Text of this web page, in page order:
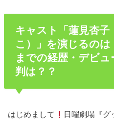
キャスト「蓮見杏子
こ）」を演じるの
までの経歴・デビ
判は？？
はじめまして
日曜劇場『グ